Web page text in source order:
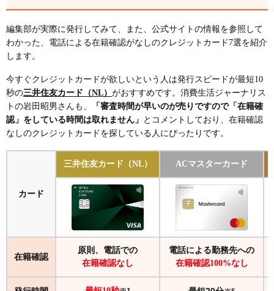
クレジットカードの在籍確認とは？実施の目的や理
由を解説
クレジットカードの在籍確認が行われる確率
クレジットカードの在籍確認で聞かれる内容
クレジットカードの在籍確認がなしになる人やケー
スの特徴
返済能力に問題がないと判断された
クレジットヒストリーが良好
申告した銀行口座などの情報や信用情報で在籍確認
が完結した
即時発行に対応したカードに申し込んだ
編集部が実際に発行してみて、また、公式サイトの情報を参照して
わかった、電話による在籍確認がなしのクレジットカード7選を紹介
します。
今すぐクレジットカードが欲しいという人は発行スピードが最短10
秒の三井住友カード（NL） がおすすめです。消費生活ジャーナリス
トの岩田昭男さんも、
「審査時間が早いのが売りですので「在籍確
認」をしている時間は取れません」 とコメントしており、在籍確認
なしのクレジットカードを探している人にぴったりです。
カード
三井住友カード（NL） ACマスターカード
在籍確認
原則、電話での
在籍確認なし
電話による勤務先への
在籍確認100%なし